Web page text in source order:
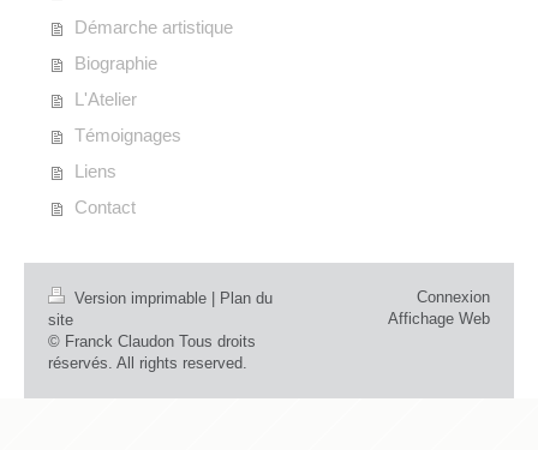
Démarche artistique
Biographie
L'Atelier
Témoignages
Liens
Contact
Version imprimable
Plan du
site
© Franck Claudon Tous droits
réservés. All rights reserved.
Connexion
Affichage Web